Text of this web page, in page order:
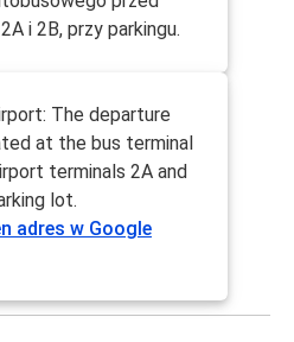
i 2B, przy parkingu.
The departure
at the bus terminal
terminals 2A and
lot.
adres w Google